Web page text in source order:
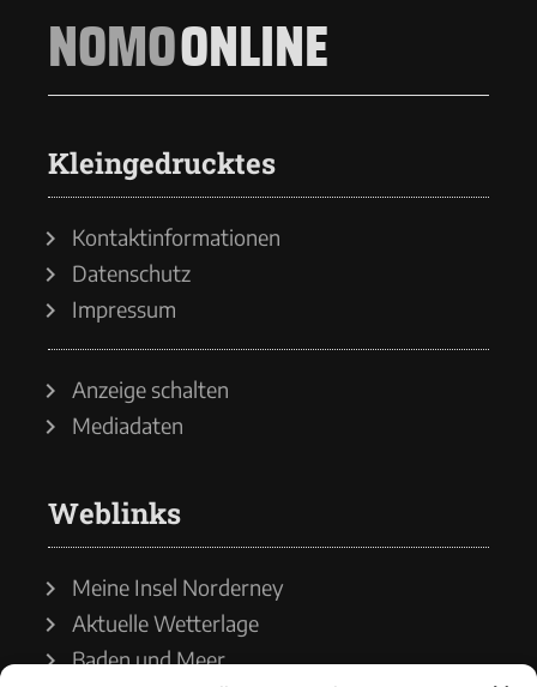
NOMOONLINE
Kleingedrucktes
Kontaktinformationen
Datenschutz
Impressum
Anzeige schalten
Mediadaten
Weblinks
Meine Insel Norderney
Aktuelle Wetterlage
Baden und Meer